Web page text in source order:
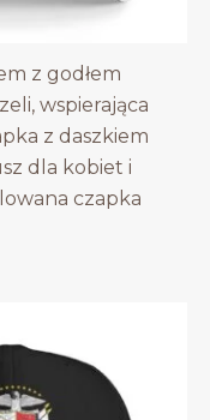
z godłem
wspierająca
z daszkiem
dla kobiet i
czapka